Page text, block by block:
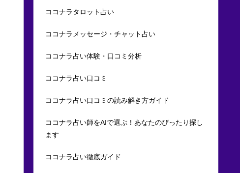
ココナラタロット占い
ココナラメッセージ・チャット占い
ココナラ占い体験・口コミ分析
ココナラ占い口コミ
ココナラ占い口コミの読み解き方ガイド
ココナラ占い師をAIで選ぶ！あなたのぴったり探し
ます
ココナラ占い徹底ガイド